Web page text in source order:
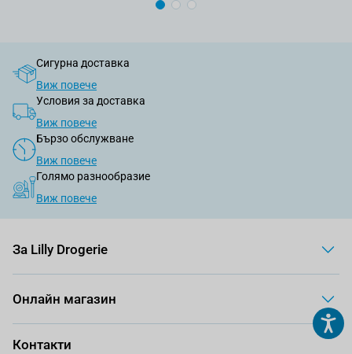
Сигурна доставка
Виж повече
Условия за доставка
Виж повече
Бързо обслужване
Виж повече
Голямо разнообразие
Виж повече
За Lilly Drogerie
Онлайн магазин
Контакти